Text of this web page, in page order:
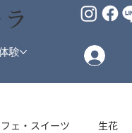
験
ェ・スイーツ 生花